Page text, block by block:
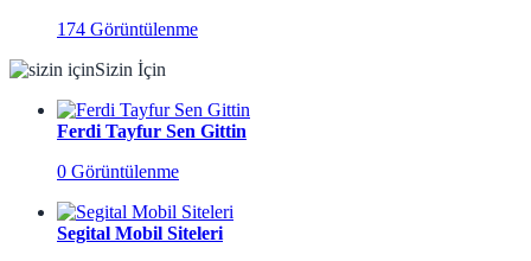
174 Görüntülenme
Sizin İçin
Ferdi Tayfur Sen Gittin
0 Görüntülenme
Segital Mobil Siteleri